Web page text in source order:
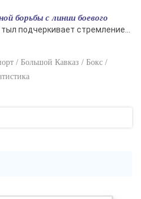
борьбы с линии боевого
подчеркивает стремление...
/ Большой Кавказ / Бокс /